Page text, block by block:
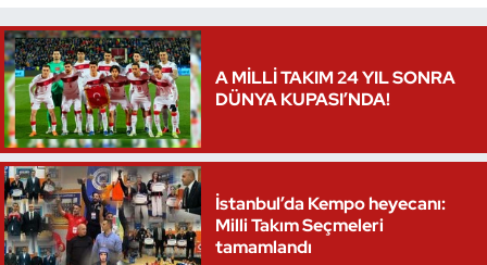
A MİLLİ TAKIM 24 YIL SONRA
DÜNYA KUPASI’NDA!
İstanbul’da Kempo heyecanı:
Milli Takım Seçmeleri
tamamlandı